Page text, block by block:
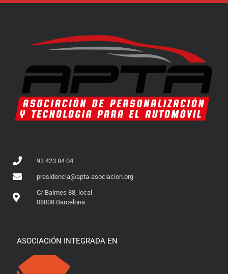
93 423 84 04
presidencia@apta-asociacion.org
C/ Balmes 88, local
08008 Barcelona
ASOCIACIÓN INTEGRADA EN